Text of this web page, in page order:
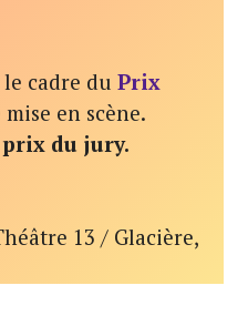
le cadre duPrix
en scène.
du jury.
13 / Glacière,